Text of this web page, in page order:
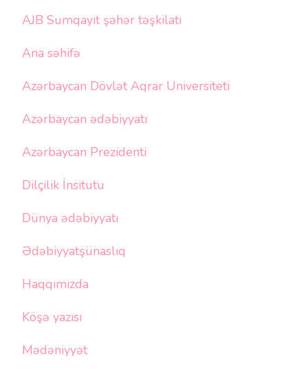
AJB Sumqayıt şəhər təşkilatı
Ana səhifə
Azərbaycan Dövlət Aqrar Universiteti
Azərbaycan ədəbiyyatı
Azərbaycan Prezidenti
Dilçilik İnsitutu
Dünya ədəbiyyatı
Ədəbiyyatşünaslıq
Haqqımızda
Köşə yazısı
Mədəniyyət